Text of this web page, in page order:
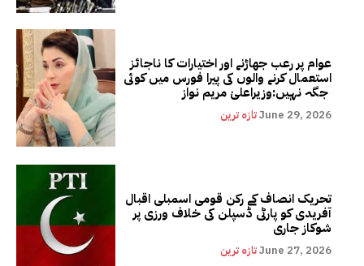
عوام پر رعب جھاڑنے اور اختیارات کا ناجائز
استعمال کرنے والوں کی پیرا فورس میں کوئی
تازہ ترینJune 29, 2026
تحریک انصاف کے رکن قومی اسمبلی اقبال
آفریدی کو پارٹی ڈسپلن کی خلاف ورزی پر
شوکاز جاری
تازہ ترینJune 27, 2026